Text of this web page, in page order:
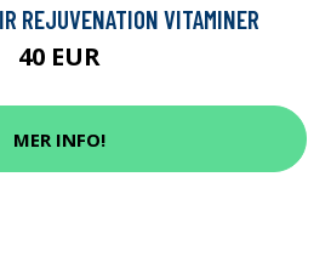
REJUVENATION VITAMINER
40 EUR
MER INFO!